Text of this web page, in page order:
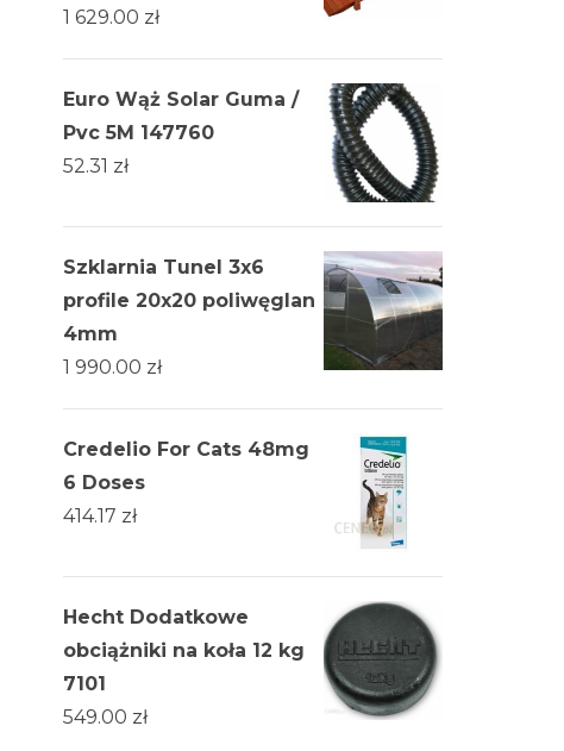
1 629.00 zł
Euro Wąż Solar Guma /
Pvc 5M 147760
52.31 zł
Szklarnia Tunel 3x6
profile 20x20 poliwęglan
4mm
1 990.00 zł
Credelio For Cats 48mg
6 Doses
414.17 zł
Hecht Dodatkowe
obciążniki na koła 12 kg
7101
549.00 zł